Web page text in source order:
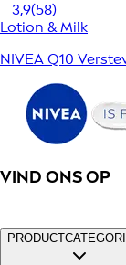
3,9(58)
Lotion & Milk
NIVEA Q10
VIND ONS OP